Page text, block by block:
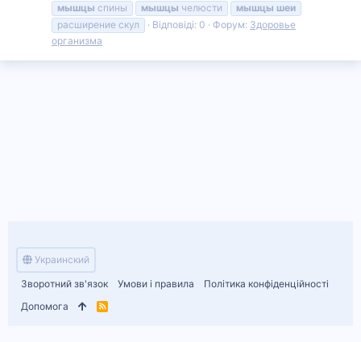
мышцы спины мышцы челюсти мышцы шеи
расширение скул
Відповіді: 0 Форум: Здоровье
организма
Украинский
Зворотний зв'язок
Умови і правила
Політика конфіденційності
Допомога
R